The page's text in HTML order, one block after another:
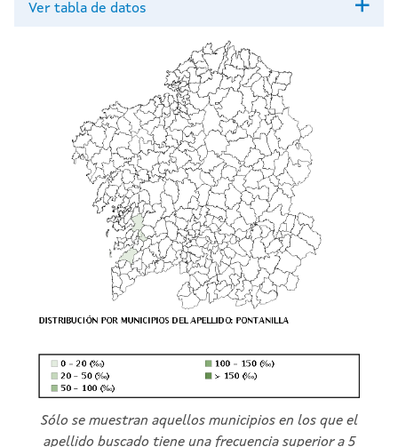
Ver tabla de datos
Sólo se muestran aquellos municipios en los que el
apellido buscado tiene una frecuencia superior a 5